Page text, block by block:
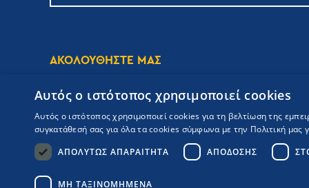
ΑΚΟΛΟΥΘΗΣΤΕ ΜΑΣ
Copyrights Navigator © ΜΗ.Τ.Ε 0206Ε60000476600
Πολιτική Απορρήτου
Αυτός ο ιστότοπος χρησιμοποιεί cookies
Αυτός ο ιστότοπος χρησιμοποιεί cookies για τη βελτίωση της
συγκατάθεσή σας για όλα τα cookies σύμφωνα με την Πολιτική μας
ΑΠΟΛΎΤΩΣ ΑΠΑΡΑΊΤΗΤΑ
ΑΠΌΔΟΣΗΣ
ΜΗ ΤΑΞΙΝΟΜΗΜΈΝΑ